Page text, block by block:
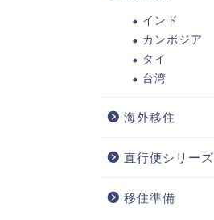
インド
カンボジア
タイ
台湾
海外移住
直行便シリーズ
移住準備